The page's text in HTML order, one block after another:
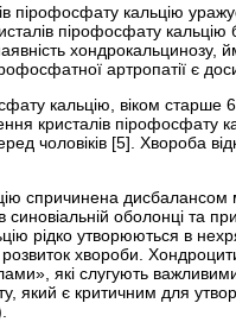
пірофосфату кальцію
пірофосфату кальцію
хондрокальцинозу,
артропатії є
кальцію, віком старше
кристалів пірофосфату
чоловіків [5]. Хвороба
спричинена
оболонці та
рідко утворюються в
хвороби.
які слугують
який є критичним для